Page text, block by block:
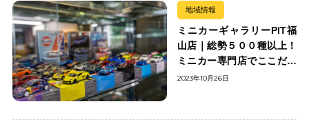
地域情報
ミニカーギャラリーPIT福
山店｜総勢５００種以上！
ミニカー専門店でここだけ
の出会いを楽しもう
2023年10月26日